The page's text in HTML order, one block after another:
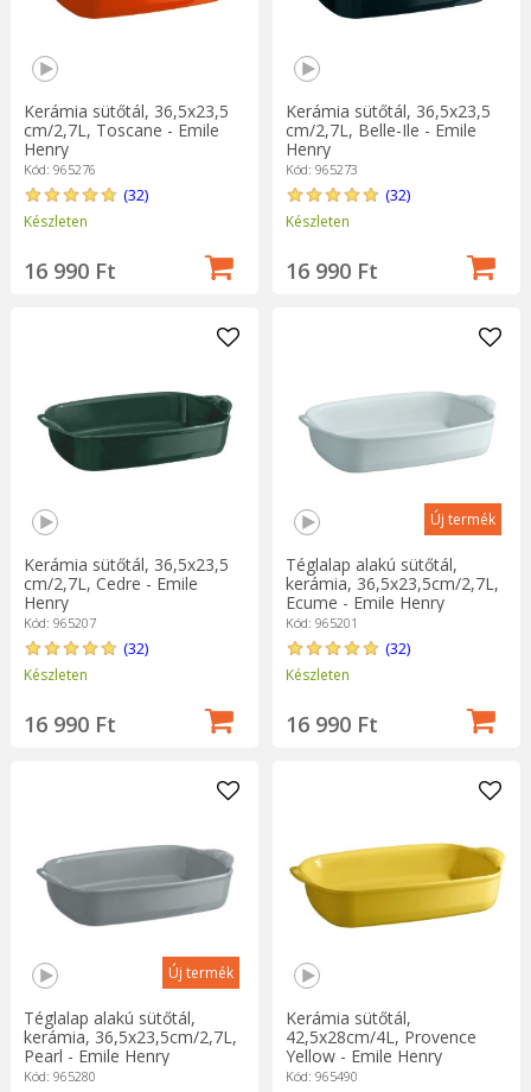
Kerámia sütőtál, 36,5x23,5
cm/2,7L, Toscane - Emile
Henry
Kód: 965276
(32)
Készleten
16 990 Ft
Kerámia sütőtál, 36,5x23,5
cm/2,7L, Belle-Ile - Emile
Henry
Kód: 965273
(32)
Készleten
16 990 Ft
Kerámia sütőtál, 36,5x23,5
cm/2,7L, Cedre - Emile
Henry
Kód: 965207
(32)
Készleten
16 990 Ft
Új termék
Téglalap alakú sütőtál,
kerámia, 36,5x23,5cm/2,7L,
Ecume - Emile Henry
Kód: 965201
(32)
Készleten
16 990 Ft
Új termék
Téglalap alakú sütőtál,
kerámia, 36,5x23,5cm/2,7L,
Pearl - Emile Henry
Kód: 965280
Kerámia sütőtál,
42,5x28cm/4L, Provence
Yellow - Emile Henry
Kód: 965490